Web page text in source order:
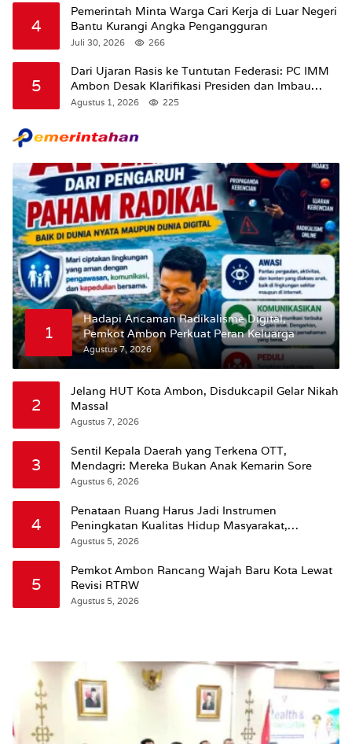
4
Pemerintah Minta Warga Cari Kerja di Luar Negeri
Bantu Kurangi Angka Pengangguran
Juli 30, 2026 266
5
Dari Ujaran Rasis ke Tuntutan Federasi: PC IMM
Ambon Desak Klarifikasi Presiden dan Imbau
Tunda Pengibaran Bendera Merah Putih Di
Agustus 1, 2026 225
1
Hadapi Ancaman Radikalisme Digital,
Pemkot Ambon Perkuat Peran Keluarga
Agustus 7, 2026
2
Jelang HUT Kota Ambon, Disdukcapil Gelar Nikah
Massal
Agustus 7, 2026
3
Sentil Kepala Daerah yang Terkena OTT,
Mendagri: Mereka Bukan Anak Kemarin Sore
Agustus 6, 2026
4
Penataan Ruang Harus Jadi Instrumen
Peningkatan Kualitas Hidup Masyarakat,
Wattimena: Revisi RT-RW Ditetapkan Pemkot
Agustus 5, 2026
5
Pemkot Ambon Rancang Wajah Baru Kota Lewat
Revisi RTRW
Agustus 5, 2026